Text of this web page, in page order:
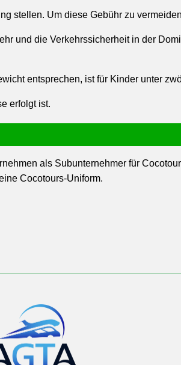
stellen. Um diese Gebühr zu
und die Verkehrssicherheit in der
entsprechen, ist für Kinder unter
erfolgt ist.
als Subunternehmer für
Cocotours-Uniform.